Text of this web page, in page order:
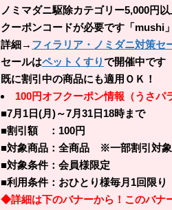
ノミマダニ駆除カテゴリー5,000円
クーポンコードが必要です「mushi」
詳細→ フィラリア・ノミダニ対策セ
セールはペットくすりで開催中です
既に割引中の商品にも適用ＯＫ！
100円オフクーポン情報（うさパ
■7月1日(月)～7月31日18時まで
■割引額 ：100円
■対象商品：全商品 ※一部割引対象
■対象条件：会員様限定
■利用条件：おひとり様毎月1回限り
◆詳細は下のバナーから！このバナ